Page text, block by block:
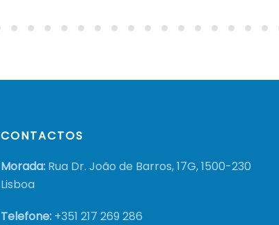
CONTACTOS
Morada: Rua Dr. João de Barros, 17G, 1500-230
Lisboa
Telefone: +351217 269 286